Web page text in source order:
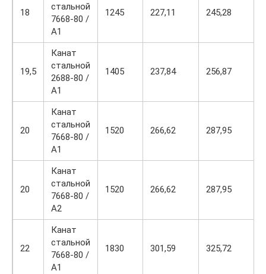
18
стальной
7668-80 /
А1
1245 227,11 245,28
19,5
Канат
стальной
2688-80 /
А1
1405 237,84 256,87
20
Канат
стальной
7668-80 /
А1
1520 266,62 287,95
20
Канат
стальной
7668-80 /
А2
1520 266,62 287,95
22
Канат
стальной
7668-80 /
А1
1830 301,59 325,72